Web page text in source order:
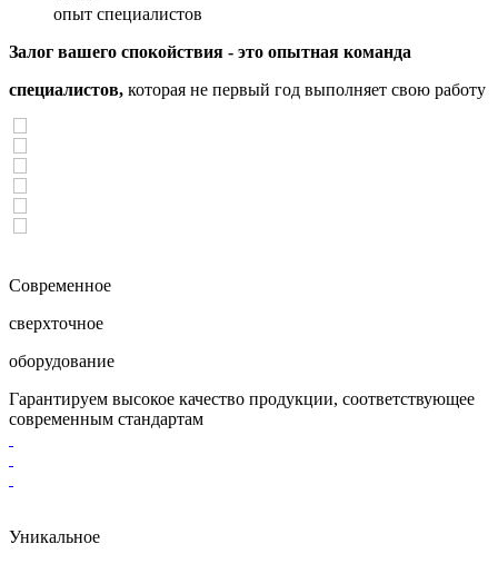
опыт специалистов
Залог вашего спокойствия - это опытная команда
специалистов, которая не первый год выполняет свою работу
Современное
cверхточное
оборудование
Гарантируем высокое качество продукции, соответствующее
современным стандартам
Уникальное